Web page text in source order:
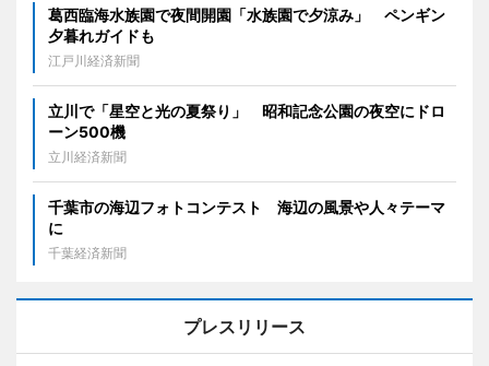
葛西臨海水族園で夜間開園「水族園で夕涼み」 ペンギン
夕暮れガイドも
江戸川経済新聞
立川で「星空と光の夏祭り」 昭和記念公園の夜空にドロ
ーン500機
立川経済新聞
千葉市の海辺フォトコンテスト 海辺の風景や人々テーマ
に
千葉経済新聞
プレスリリース